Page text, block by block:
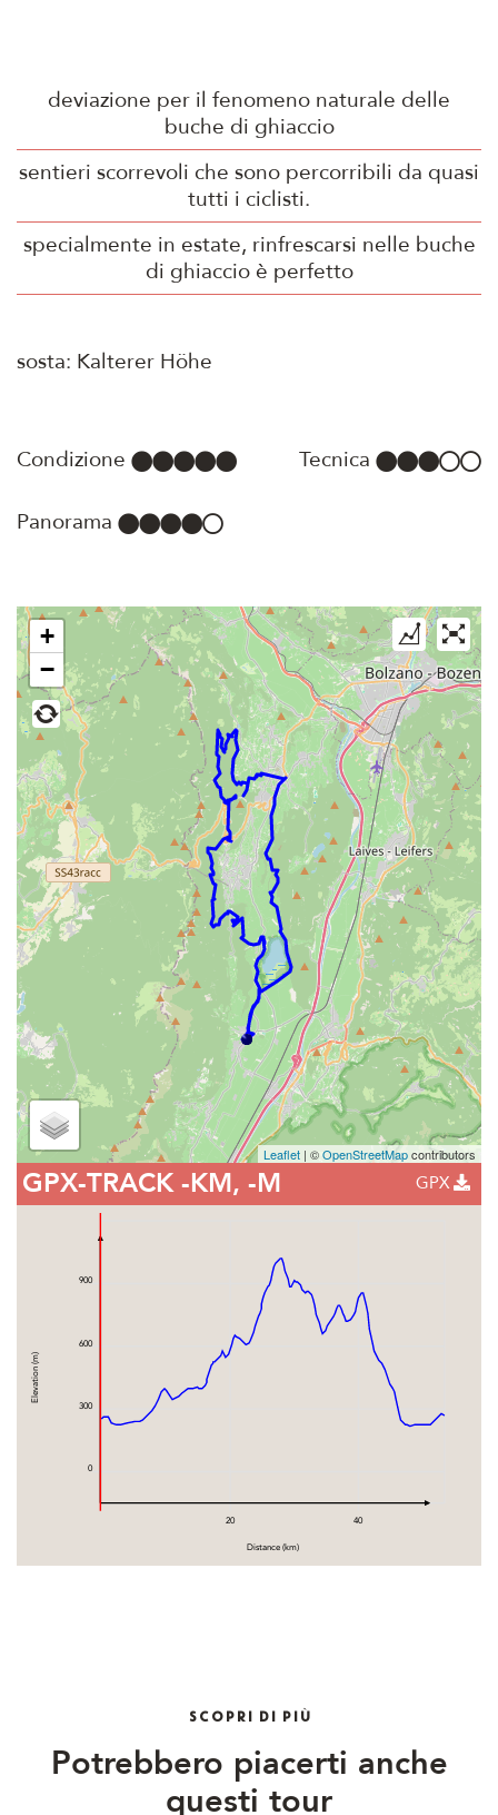
deviazione per il fenomeno naturale delle
buche di ghiaccio
sentieri scorrevoli che sono percorribili da quasi
tutti i ciclisti.
specialmente in estate, rinfrescarsi nelle buche
di ghiaccio è perfetto
sosta: Kalterer Höhe
Condizione Tecnica
Panorama
+
−
Leaflet | ©OpenStreetMapcontributors
GPX-TRACK-KM, -M GPX
0
300
600
900
20 40
Distance (km)
Elevation (m)
SCOPRI DI PIÙ
Potrebbero piacerti anche
questi tour